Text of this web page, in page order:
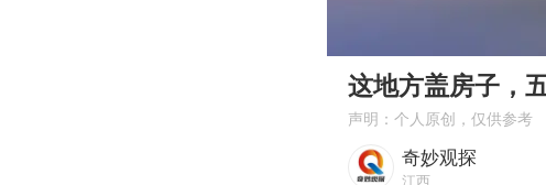
这地方盖房子，
声明：个人原创，仅供参考
奇妙观探
江西